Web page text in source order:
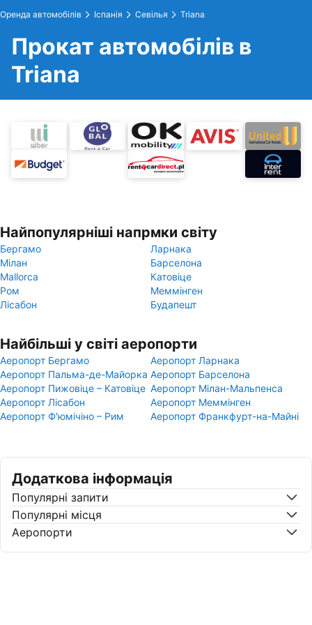
Оренда автомобілів Іспанія Севілья Triana
Прокат автомобілів в
Triana
Найпопулярніші напрмки світу
Бергамо
Ларнака
Мілан
Барселона
Mallorca
Катовіце
Ром
Меммінген
Лісабон
Будапешт
Найбільші у світі аеропорти
Аеропорт Бергамо
Аеропорт Ларнака
Аеропорт Пальма-де-Майорка Аеропорт Барселона
Аеропорт Пижовіце – Катовіце Аеропорт Мілан-Мальпенса
Аеропорт Лісабон
Аеропорт Меммінген
Аеропорт Ф'юмічіно – Рим
Аеропорт Франкфурт-на-Майні
Додаткова інформація
Популярні запити
Популярні місця
Аеропорти